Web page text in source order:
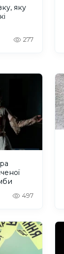
яку
277
497